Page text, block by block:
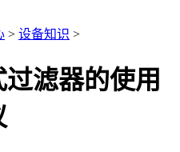
> 设备知识 >
滤器的使用